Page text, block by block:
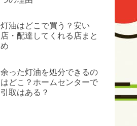
灯油はどこで買う？安い
店・配達してくれる店まと
め
余った灯油を処分できるの
はどこ？ホームセンターで
引取はある？